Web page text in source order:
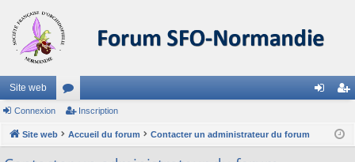
Site web
or
u cri
Connexion Inscription
Site web Accueil du forum Contacter un administrateur du forum